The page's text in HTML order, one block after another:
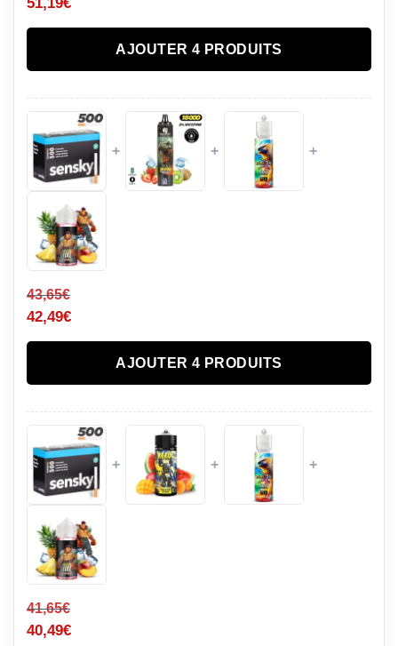
AJOUTER 4 PRODUITS
+ + +
43,65€
42,49€
AJOUTER 4 PRODUITS
+ + +
41,65€
40,49€